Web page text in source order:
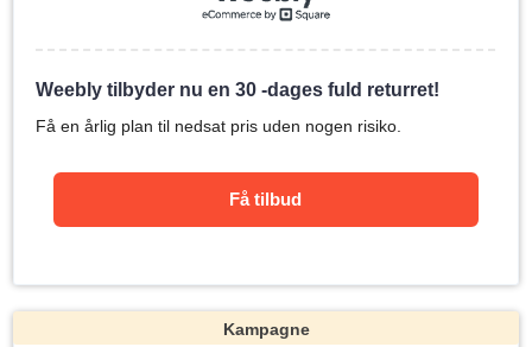
Weebly tilbyder nu en 30 -dages fuld returret!
Få en årlig plan til nedsat pris uden nogen risiko.
Få tilbud
Kampagne